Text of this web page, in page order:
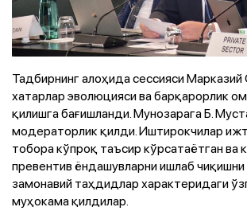
Тадбирнинг алоҳида сессияси
хатарлар эволюцияси ва барқарорлик
қилишга бағишланди. Мунозарага Б.
модераторлик қилди. Иштирокчилар
тобора кўпроқ таъсир кўрсатаётган ва
превентив ёндашувларни ишлаб чиқишни
замонавий таҳдидлар характеридаги
муҳокама қилдилар.